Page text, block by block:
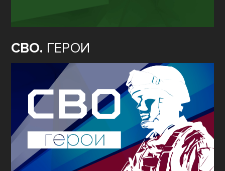
СВО. ГЕРОИ